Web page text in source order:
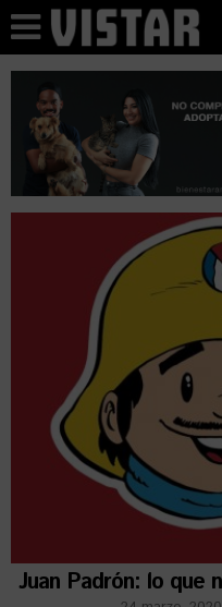
Juan Padrón: lo que